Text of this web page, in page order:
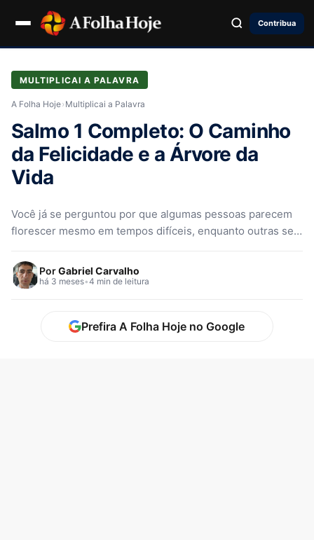
Contribua
MULTIPLICAI A PALAVRA
A Folha Hoje› Multiplicai a Palavra
Salmo 1 Completo: O Caminho
da Felicidade e a Árvore da
Vida
Você já se perguntou por que algumas pessoas parecem
florescer mesmo em tempos difíceis, enquanto outras se
PorGabriel Carvalho
há 3 meses•4 min de leitura
Prefira A Folha Hoje no Google